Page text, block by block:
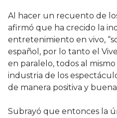
Al hacer un recuento de
afirmó que ha crecido la
entretenimiento en vivo,
español, por lo tanto el
en paralelo, todos al
industria de los
de manera positiva y
Subrayó que entonces la